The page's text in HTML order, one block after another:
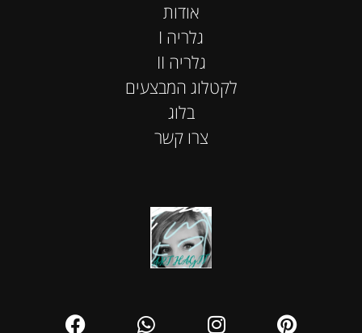
אודות
I גלריה
II גלריה
לקטלוג המבצעים
בלוג
צרו קשר